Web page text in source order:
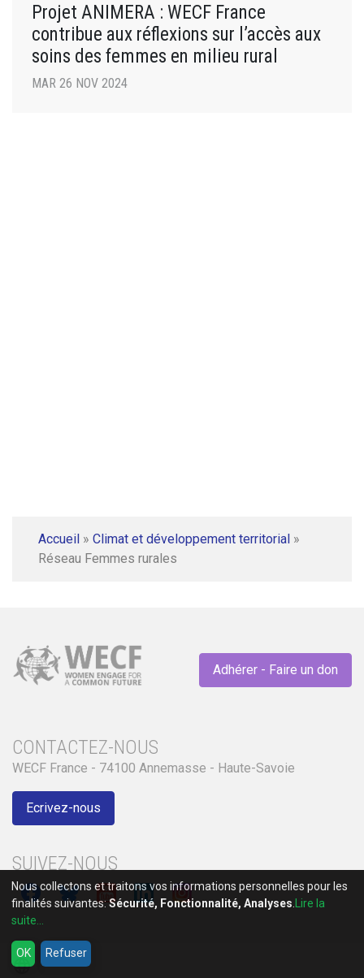
Projet ANIMERA : WECF France
contribue aux réflexions sur l’accès aux
soins des femmes en milieu rural
MAR 26 NOV 2024
Accueil » Climat et développement territorial »
Réseau Femmes rurales
Adhérer - Faire un don
CONTACTEZ-NOUS
WECF France - 74100 Annemasse - Haute-Savoie
Ecrivez-nous
SUIVEZ-NOUS
language
Nous collectons et traitons vos informations personnelles pour les
finalités suivantes: Sécurité, Fonctionnalité, Analyses
Lire la
suite...
OK Refuser